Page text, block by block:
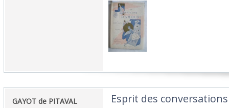
‎GAYOT de PITAVAL‎ Esprit des